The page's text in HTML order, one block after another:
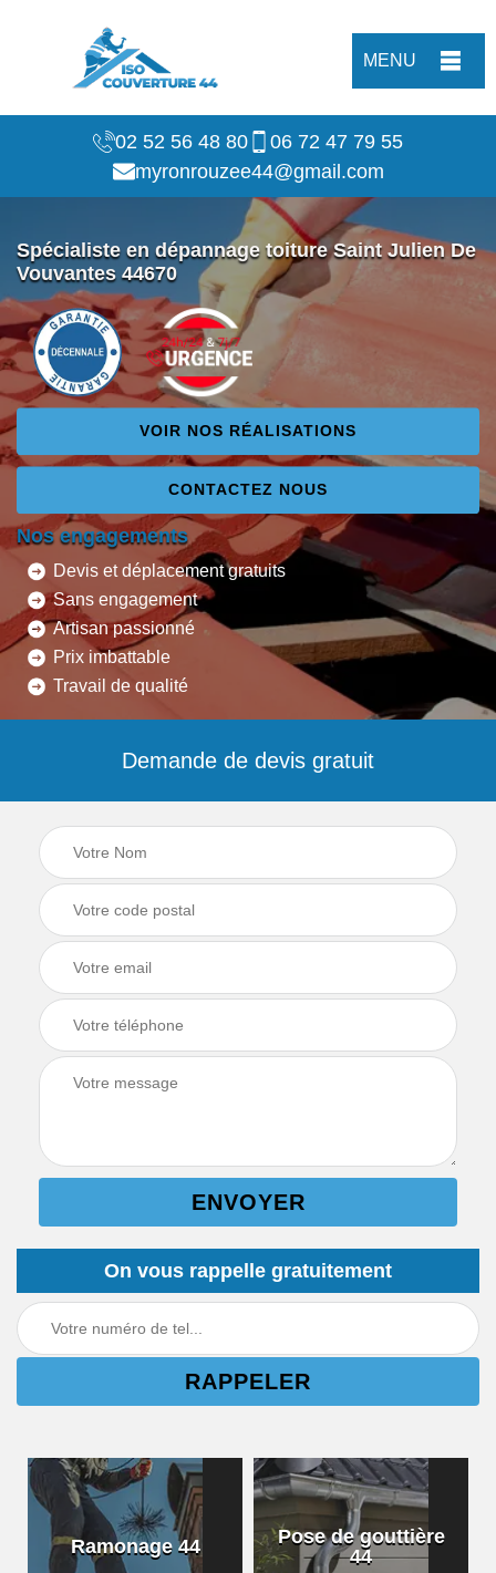
MENU
02 52 56 48 80
06 72 47 79 55
myronrouzee44@gmail.com
Spécialiste en dépannage toiture Saint Julien De
Vouvantes 44670
VOIR NOS RÉALISATIONS
CONTACTEZ NOUS
Nos engagements
Devis et déplacement gratuits
Sans engagement
Artisan passionné
Prix imbattable
Travail de qualité
Demande de devis gratuit
On vous rappelle gratuitement
Ramonage 44
Pose de gouttière
44